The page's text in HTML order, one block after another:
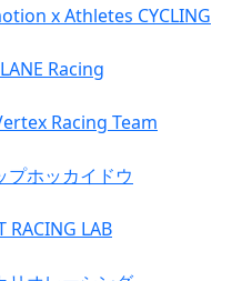
x Athletes CYCLING
Racing
Racing Team
プホッカイドウ
RACING LAB